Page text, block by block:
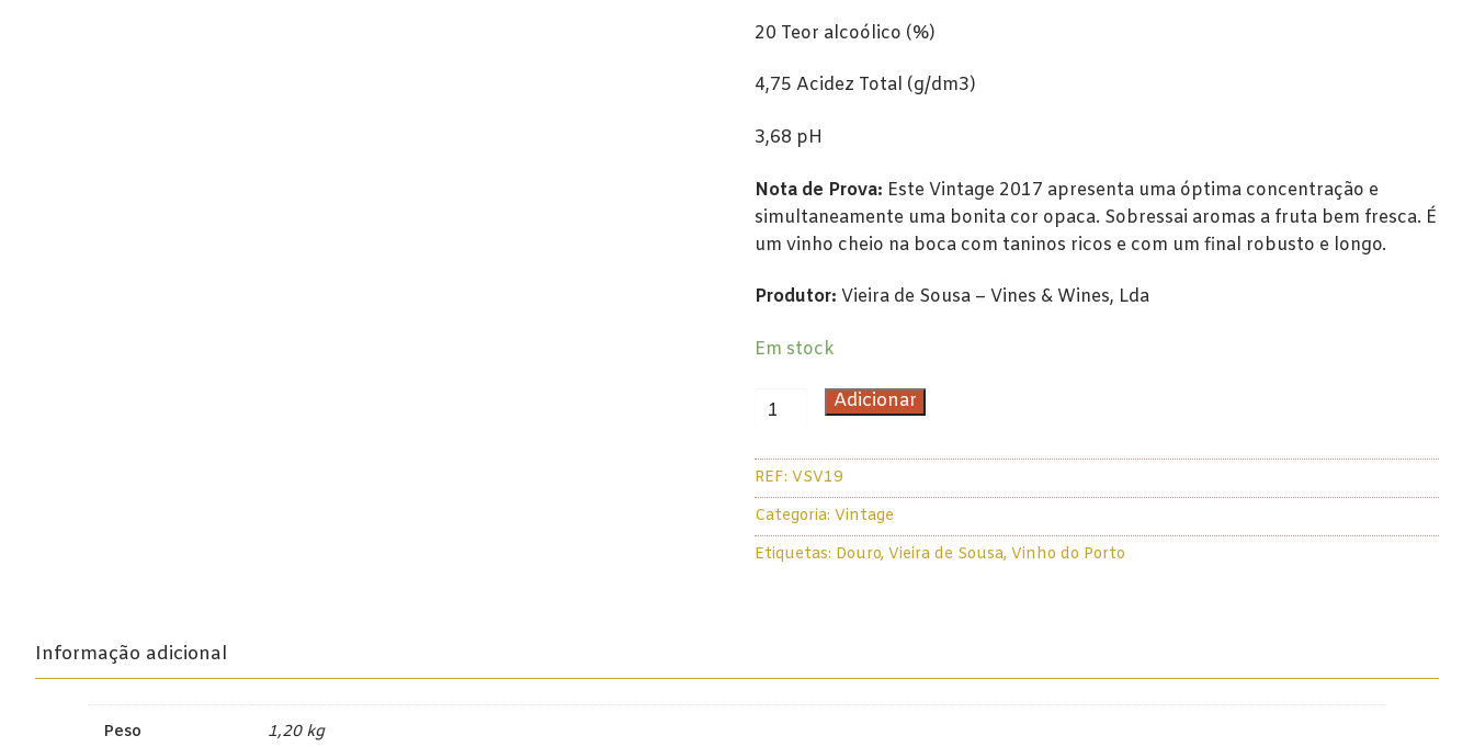
Vintage
20 Teor alcoólico (%)
4,75 Acidez Total (g/dm3)
3,68 pH
Nota de Prova: Este Vintage 2017 apresenta uma óptima concentração e
simultaneamente uma bonita cor opaca. Sobressai aromas a fruta bem fresca. É
um vinho cheio na boca com taninos ricos e com um final robusto e longo.
Produtor: Vieira de Sousa – Vines & Wines, Lda
Em stock
Quantidade
Vieira
de
Sousa
Porto
Vintage
Adicionar
REF: VSV19
Categoria: Vintage
Etiquetas: Douro, Vieira de Sousa, Vinho do Porto
Informação adicional
Peso 1,20 kg